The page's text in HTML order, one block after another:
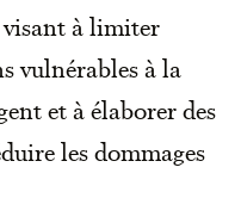
visant à limiter
vulnérables à la
et à élaborer des
les dommages